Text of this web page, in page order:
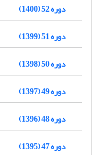
دوره 52 (1400)
دوره 51 (1399)
دوره 50 (1398)
دوره 49 (1397)
دوره 48 (1396)
دوره 47 (1395)